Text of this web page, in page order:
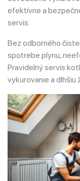
efektívne a
servis.
Bez odborného
spotrebe plynu,
Pravidelný servis
vykurovanie a dlhšiu